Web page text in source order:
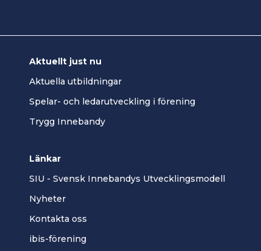
Aktuellt just nu
Aktuella utbildningar
Spelar- och ledarutveckling i förening
Trygg Innebandy
Länkar
SIU - Svensk Innebandys Utvecklingsmodell
Nyheter
Kontakta oss
ibis-förening